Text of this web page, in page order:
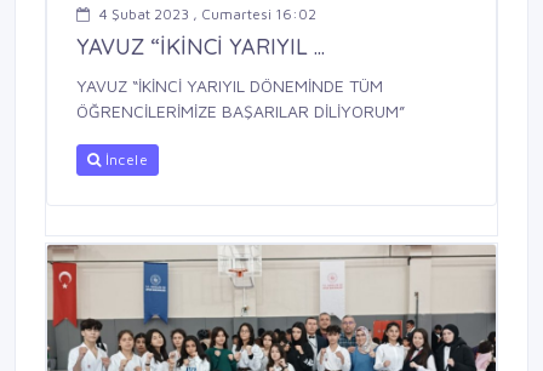
4 Şubat 2023 , Cumartesi 16:02
YAVUZ “İKİNCİ YARIYIL ...
YAVUZ “İKİNCİ YARIYIL DÖNEMİNDE TÜM
ÖĞRENCİLERİMİZE BAŞARILAR DİLİYORUM”
İncele